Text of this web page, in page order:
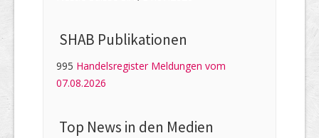
SHAB Publi­kati­onen
995 Handelsregister Meldungen vom
07.08.2026
Top News in den Medien